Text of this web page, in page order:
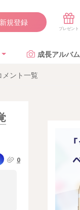
規登録
成長アルバム
メント一覧
0